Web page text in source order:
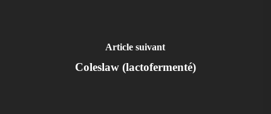
Article suivant
Coleslaw (lactofermenté)